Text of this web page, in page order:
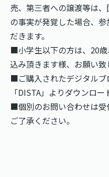
売、第三者への譲渡等は
の事実が発覚した場合、
だきます。
■小学生以下の方は、20
込み頂きます様、お願い致
■ご購入されたデジタルブ
「DISTA」よりダウンロー
■個別のお問い合わせは受
ご了承ください。